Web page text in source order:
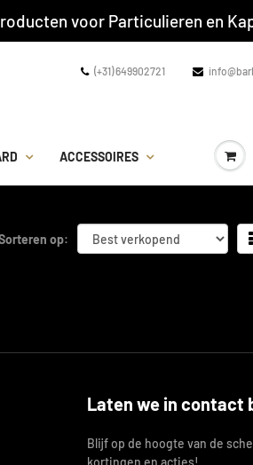
voor Particulieren en
(+31) 649902721
ACCESSOIRES
op:
Laten we in contact
Blijf op de hoogte van de
kortingen en acties!